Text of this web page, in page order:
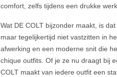
comfort, zelfs tijdens een drukke
Wat DE COLT bijzonder maakt, is
maar tegelijkertijd niet vastzitten in
afwerking en een moderne snit die
chique outfits. Of je ze nu draagt bij
COLT maakt van iedere outfit een